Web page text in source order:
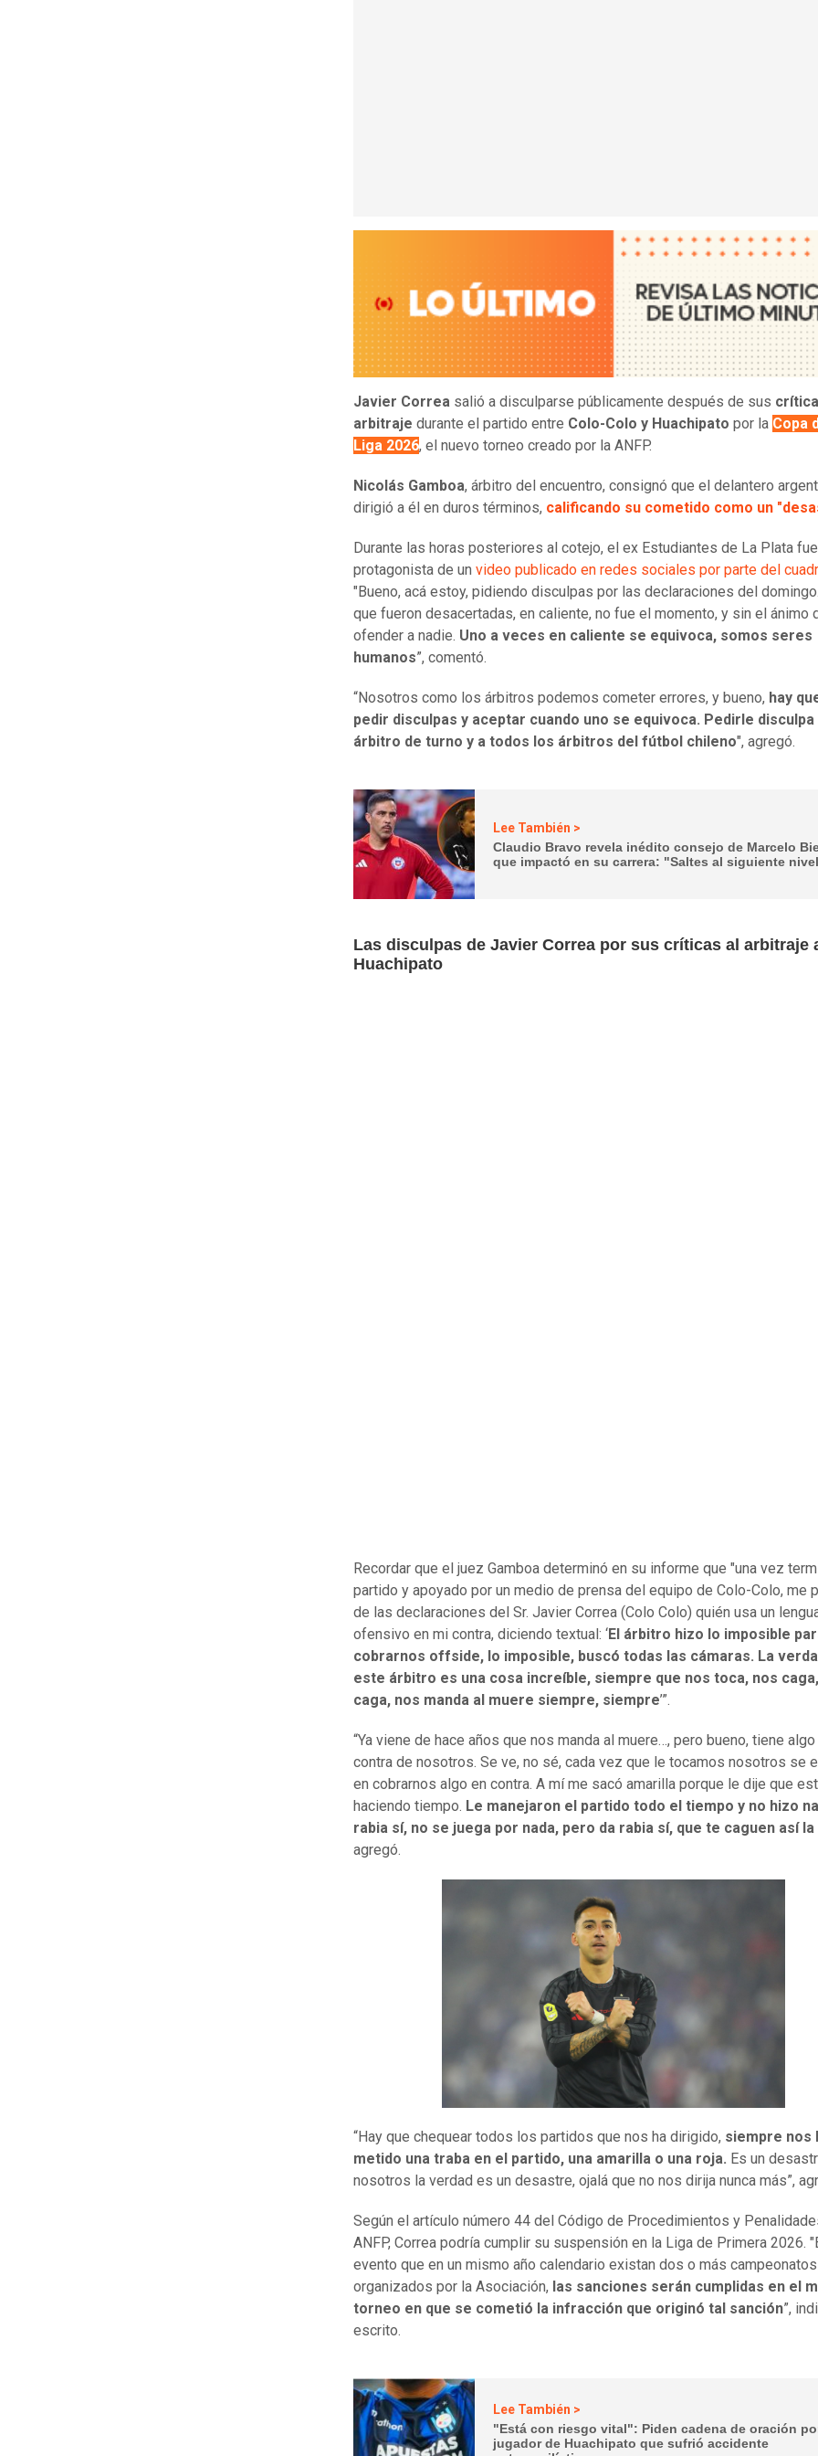
Javier Correa salió a disculparse públicamente después de sus
arbitraje durante el partido entre Colo-Colo y Huachipato por la Copa
Liga 2026, el nuevo torneo creado por la ANFP.
Nicolás Gamboa, árbitro del encuentro, consignó que el delantero
dirigió a él en duros términos, calificando su cometido como un
Durante las horas posteriores al cotejo, el ex Estudiantes de La Plata fue
protagonista de un video publicado en redes sociales por parte del
"Bueno, acá estoy, pidiendo disculpas por las declaraciones del
que fueron desacertadas, en caliente, no fue el momento, y sin el ánimo
ofender a nadie. Uno a veces en caliente se equivoca, somos seres
humanos”, comentó.
“Nosotros como los árbitros podemos cometer errores, y bueno, hay
pedir disculpas y aceptar cuando uno se equivoca. Pedirle disculpa
árbitro de turno y a todos los árbitros del fútbol chileno", agregó.
Lee También >
Claudio Bravo revela inédito consejo de Marcelo
que impactó en su carrera: "Saltes al siguiente
Las disculpas de Javier Correa por sus críticas al arbitraje
Huachipato
Recordar que el juez Gamboa determinó en su informe que "una vez
partido y apoyado por un medio de prensa del equipo de Colo-Colo, me
de las declaraciones del Sr. Javier Correa (Colo Colo) quién usa un
ofensivo en mi contra, diciendo textual: ‘El árbitro hizo lo imposible
cobrarnos offside, lo imposible, buscó todas las cámaras. La
este árbitro es una cosa increíble, siempre que nos toca, nos
caga, nos manda al muere siempre, siempre’”.
“Ya viene de hace años que nos manda al muere…, pero bueno, tiene algo
contra de nosotros. Se ve, no sé, cada vez que le tocamos nosotros se
en cobrarnos algo en contra. A mí me sacó amarilla porque le dije que
haciendo tiempo. Le manejaron el partido todo el tiempo y no hizo
rabia sí, no se juega por nada, pero da rabia sí, que te caguen así
agregó.
“Hay que chequear todos los partidos que nos ha dirigido, siempre nos
metido una traba en el partido, una amarilla o una roja. Es un
nosotros la verdad es un desastre, ojalá que no nos dirija nunca más”,
Según el artículo número 44 del Código de Procedimientos y
ANFP, Correa podría cumplir su suspensión en la Liga de Primera 2026.
evento que en un mismo año calendario existan dos o más campeonatos
organizados por la Asociación, las sanciones serán cumplidas en el
torneo en que se cometió la infracción que originó tal sanción”,
escrito.
Lee También >
"Está con riesgo vital": Piden cadena de oración
jugador de Huachipato que sufrió accidente